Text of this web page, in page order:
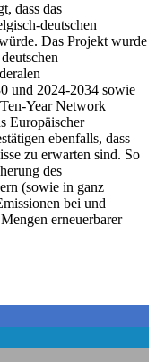
dass das
deutschen
Das Projekt wurde
und 2024-2034 sowie
Year Network
Europäischer
ebenfalls, dass
zu erwarten sind. So
des
(sowie in ganz
bei und
erneuerbarer